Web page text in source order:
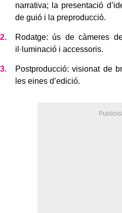
narrativa; la presentació
de guió i la preproducció.
Rodatge: ús de càmeres
il·luminació i accessoris.
Postproducció: visionat de
les eines d’edició.